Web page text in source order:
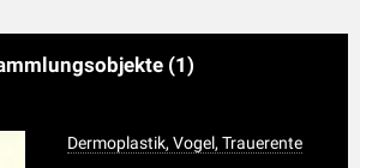
(1)
Dermoplastik, Vogel, Trauerente